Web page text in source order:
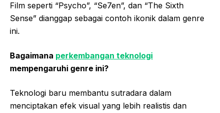
Film seperti “Psycho”, “Se7en”, dan “The Sixth
Sense” dianggap sebagai contoh ikonik dalam genre
ini.
Bagaimana perkembangan teknologi
mempengaruhi genre ini?
Teknologi baru membantu sutradara dalam
menciptakan efek visual yang lebih realistis dan